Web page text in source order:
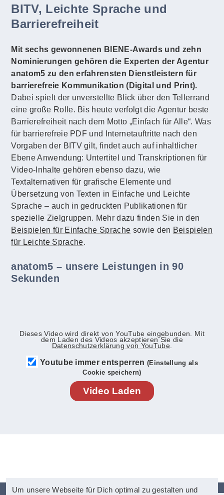
BITV, Leichte Sprache und
Barrierefreiheit
Mit sechs gewonnenen BIENE-Awardsund zehn
Nominierungen gehören die Experten der Agentur
anatom5 zu den erfahrensten Dienstleistern für
barrierefreie Kommunikation (Digital und Print).
Dabei spielt der unverstellte Blick über den Tellerrand
eine große Rolle. Bis heute verfolgt die Agentur beste
Barrierefreiheit nach dem Motto „Einfach für Alle“. Was
für barrierefreie PDF und Internetauftritte nach den
Vorgaben der BITV gilt, findet auch auf inhaltlicher
Ebene Anwendung: Untertitel und Transkriptionen für
Video-Inhalte gehören ebenso dazu, wie
Textalternativen für grafische Elemente und
Übersetzung von Texten in Einfache und Leichte
Sprache – auch in gedruckten Publikationen für
spezielle Zielgruppen. Mehr dazu finden Sie in den
Beispielen für Einfache Sprache sowie den Beispielen
für Leichte Sprache.
anatom5 – unsere Leistungen in 90
Sekunden
Dieses Video wird direkt von YouTube eingebunden. Mit
dem Laden des Videos akzeptieren Sie die
Datenschutzerklärung von YouTube.
Youtube immer entsperren (Einstellung als
Cookie speichern)
Video Laden
Um unsere Webseite für Dich optimal zu gestalten und